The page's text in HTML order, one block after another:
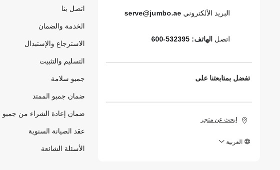
البريد الألكتروني serve@jumbo.ae
اتصلالهاتف: 532395-600
تفضل بمتابعتنا على
ابحث عن متجر
العربية
اتصل بنا
الخدمة والضمان
الاسترجاع والإستبدال
التسليم والتثبيت
جمبو سلامة
ضمان جمبو الممتد
ضمان إعادة الشراء من جمبو
عقد الصيانة السنوية
الأسئلة الشائعة